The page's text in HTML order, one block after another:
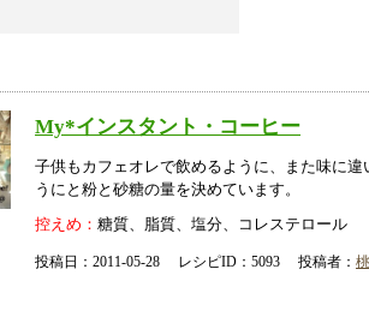
My*インスタント・コーヒー
子供もカフェオレで飲めるように、また味に違
うにと粉と砂糖の量を決めています。
控えめ： 糖質、脂質、塩分、コレステロール
投稿日：2011-05-28 レシピID：5093 投稿者：